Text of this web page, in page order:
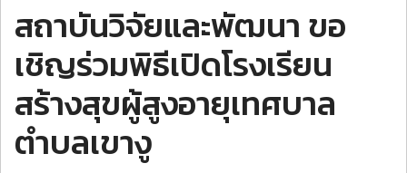
สถาบันวิจัยและพัฒนา ขอ
เชิญร่วมพิธีเปิดโรงเรียน
สร้างสุขผู้สูงอายุเทศบาล
ตำบลเขางู